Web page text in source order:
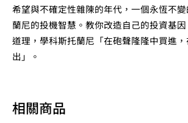
希望與不確定性雜陳的年代，一個永恆不
蘭尼的投機智慧。教你改造自己的投資基
道理，學科斯托蘭尼「在砲聲隆隆中買進
出」。
相關商品